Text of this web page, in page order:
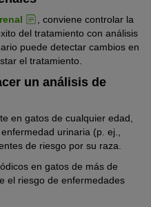
, conviene controlar la
del tratamiento con análisis
puede detectar cambios en
el tratamiento.
un análisis de
en gatos de cualquier edad,
urinaria (p. ej.,
de riesgo por su raza.
en gatos de más de
el riesgo de enfermedades